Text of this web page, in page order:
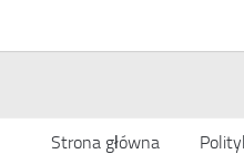
Strona główna